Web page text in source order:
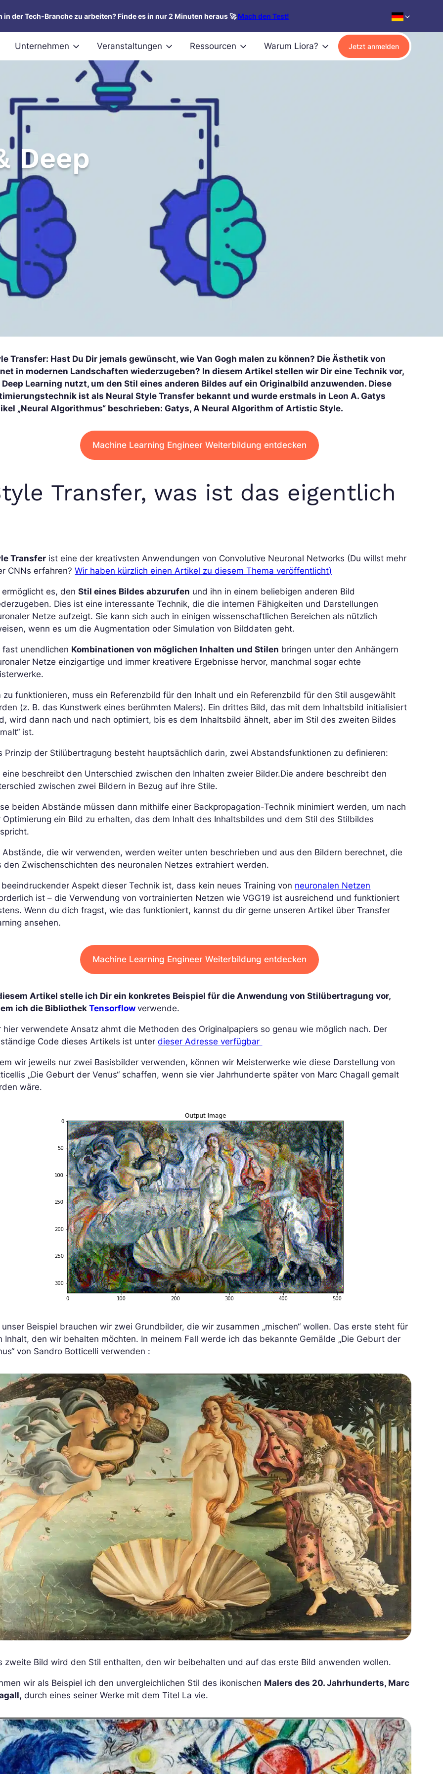
der Tech-Branche zu arbeiten? Finde es in nur 2 Minuten heraus 🚀Mach den Test!
Unternehmen Veranstaltungen Ressourcen Warum Liora? Jetzt anmelden
Deep
Transfer: Hast Du Dir jemals gewünscht, wie Van Gogh malen zu können? Die Ästhetik von
in modernen Landschaften wiederzugeben? In diesem Artikel stellen wir Dir eine Technik vor,
Deep Learning nutzt, um den Stil eines anderen Bildes auf ein Originalbild anzuwenden. Diese
ist als Neural Style Transfer bekannt und wurde erstmals in Leon A. Gatys
„Neural Algorithmus“ beschrieben: Gatys, A Neural Algorithm of Artistic Style.
Machine Learning Engineer Weiterbildung entdecken
Transfer, was ist das eigentlich
Transfer ist eine der kreativsten Anwendungen von Convolutive Neuronal Networks (Du willst mehr
CNNs erfahren?Wir haben kürzlich einen Artikel zu diesem Thema veröffentlicht)
ermöglicht es, denStil eines Bildes abzurufen und ihn in einem beliebigen anderen Bild
Dies ist eine interessante Technik, die die internen Fähigkeiten und Darstellungen
Netze aufzeigt. Sie kann sich auch in einigen wissenschaftlichen Bereichen als nützlich
wenn es um die Augmentation oder Simulation von Bilddaten geht.
fast unendlichen Kombinationen von möglichen Inhalten und Stilen bringen unter den Anhängern
Netze einzigartige und immer kreativere Ergebnisse hervor, manchmal sogar echte
zu funktionieren, muss ein Referenzbild für den Inhalt und ein Referenzbild für den Stil ausgewählt
(z. B. das Kunstwerk eines berühmten Malers). Ein drittes Bild, das mit dem Inhaltsbild initialisiert
wird dann nach und nach optimiert, bis es dem Inhaltsbild ähnelt, aber im Stil des zweiten Bildes
ist.
Prinzip der Stilübertragung besteht hauptsächlich darin, zwei Abstandsfunktionen zu definieren:
eine beschreibt den Unterschied zwischen den Inhalten zweier Bilder.Die andere beschreibt den
zwischen zwei Bildern in Bezug auf ihre Stile.
beiden Abstände müssen dann mithilfe einer Backpropagation-Technik minimiert werden, um nach
Optimierung ein Bild zu erhalten, das dem Inhalt des Inhaltsbildes und dem Stil des Stilbildes
Abstände, die wir verwenden, werden weiter unten beschrieben und aus den Bildern berechnet, die
den Zwischenschichten des neuronalen Netzes extrahiert werden.
beeindruckender Aspekt dieser Technik ist, dass kein neues Training von neuronalen Netzen
ist – die Verwendung von vortrainierten Netzen wie VGG19 ist ausreichend und funktioniert
Wenn du dich fragst, wie das funktioniert, kannst du dir gerne unseren Artikel über Transfer
ansehen.
Machine Learning Engineer Weiterbildung entdecken
Artikel stelle ich Dir ein konkretes Beispiel für die Anwendung von Stilübertragung vor,
ich die BibliothekTensorflow verwende.
hier verwendete Ansatz ahmt die Methoden des Originalpapiers so genau wie möglich nach. Der
Code dieses Artikels ist unterdieser Adresse verfügbar
wir jeweils nur zwei Basisbilder verwenden, können wir Meisterwerke wie diese Darstellung von
„Die Geburt der Venus“ schaffen, wenn sie vier Jahrhunderte später von Marc Chagall gemalt
wäre.
unser Beispiel brauchen wir zwei Grundbilder, die wir zusammen „mischen“ wollen. Das erste steht für
Inhalt, den wir behalten möchten. In meinem Fall werde ich das bekannte Gemälde „Die Geburt der
von Sandro Botticelli verwenden :
zweite Bild wird den Stil enthalten, den wir beibehalten und auf das erste Bild anwenden wollen.
wir als Beispiel ich den unvergleichlichen Stil des ikonischen Malers des 20. Jahrhunderts, Marc
durch eines seiner Werke mit dem Titel La vie.